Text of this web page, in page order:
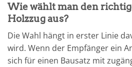
Wie wählt man den
Holzzug aus?
Die Wahl hängt in erster Linie
wird. Wenn der Empfänger ein
sich für einen Bausatz mit